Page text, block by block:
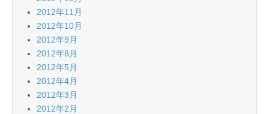
2012年11月
2012年10月
2012年9月
2012年8月
2012年5月
2012年4月
2012年3月
2012年2月